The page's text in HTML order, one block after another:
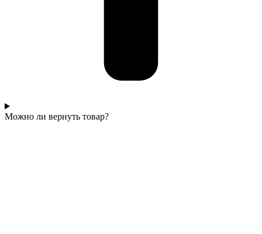
Можно ли вернуть товар?